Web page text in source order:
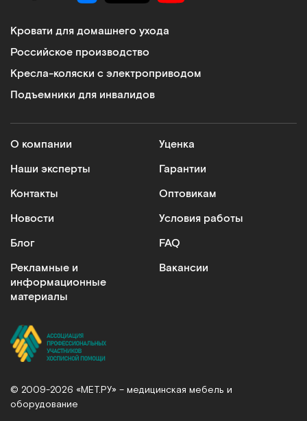
Кровати для домашнего ухода
Российское производство
Кресла-коляски с электроприводом
Подъемники для инвалидов
О компании
Наши эксперты
Контакты
Новости
Блог
Рекламные и
информационные
материалы
Уценка
Гарантии
Оптовикам
Условия работы
FAQ
Вакансии
© 2009-2026 «МЕТ.РУ» – медицинская мебель и
оборудование